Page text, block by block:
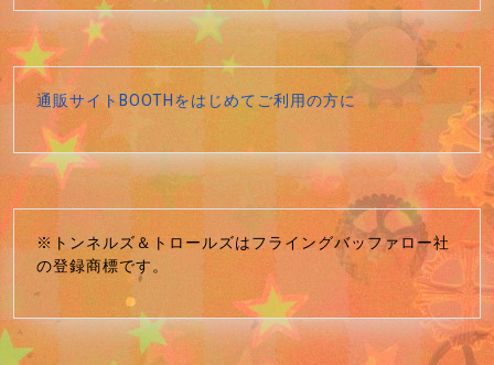
通販サイトBOOTHをはじめてご利用の方に
※トンネルズ＆トロールズはフライングバッファロー社
の登録商標です。